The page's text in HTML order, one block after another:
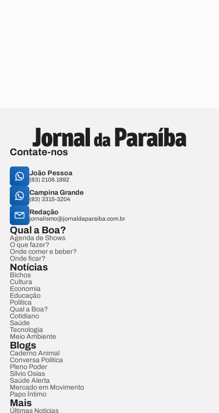
Contate-nos
João Pessoa
(83) 2106.1892
Campina Grande
(83) 3315-3204
Redação
jornalismo@jornaldaparaiba.com.br
Qual a Boa?
Agenda de Shows
O que fazer?
Onde comer e beber?
Onde ficar?
Notícias
Bichos
Cultura
Economia
Educação
Política
Qual a Boa?
Cotidiano
Saúde
Tecnologia
Meio Ambiente
Blogs
Caderno Animal
Conversa Política
Pleno Poder
Sílvio Osias
Saúde Alerta
Mercado em Movimento
Papo Íntimo
Mais
Últimas Notícias